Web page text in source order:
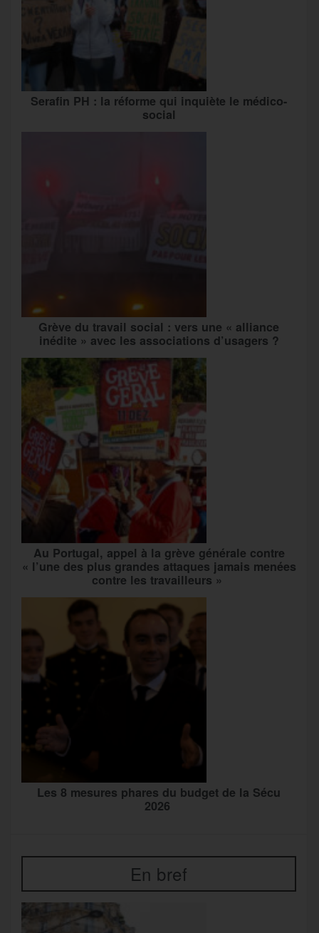
Serafin PH : la réforme qui inquiète le médico-
social
Grève du travail social : vers une « alliance
inédite » avec les associations d’usagers ?
Au Portugal, appel à la grève générale contre
« l’une des plus grandes attaques jamais menées
contre les travailleurs »
Les 8 mesures phares du budget de la Sécu
2026
En bref